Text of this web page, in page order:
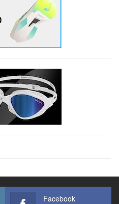
Facebook